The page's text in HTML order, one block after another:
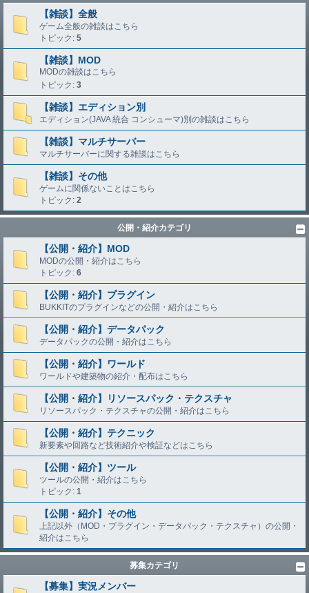
【雑談】全般
ゲーム全般の雑談はこちら
トピック: 5
【雑談】MOD
MODの雑談はこちら
トピック: 3
【雑談】エディション別
エディション(JAVA 統合 コンシューマ)別の雑談はこちら
【雑談】マルチサーバー
マルチサーバーに関する雑談はこちら
【雑談】その他
ゲームに関係ないことはこちら
トピック: 2
公開・紹介カテゴリ
【公開・紹介】MOD
MODの公開・紹介はこちら
トピック: 6
【公開・紹介】プラグイン
BUKKITのプラグインなどの公開・紹介はこちら
【公開・紹介】データパック
データパックの公開・紹介はこちら
【公開・紹介】ワールド
ワールドや建築物の紹介・配布はこちら
【公開・紹介】リソースパック・テクスチャ
リソースパック・テクスチャの公開・紹介はこちら
【公開・紹介】テクニック
新要素や回路など技術紹介や検証などはこちら
【公開・紹介】ツール
ツールの公開・紹介はこちら
トピック: 1
【公開・紹介】その他
上記以外（MOD・プラグイン・データパック・テクスチャ）の公開・
紹介はこちら
募集カテゴリ
【募集】実況メンバー